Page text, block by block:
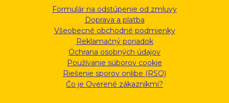
Formulár na odstúpenie od zmluvy
Doprava a platba
Všeobecné obchodné podmienky
Reklamačný poriadok
Ochrana osobných údajov
Používanie súborov cookie
Riešenie sporov onlibe (RSO)
Čo je Overené zákazníkmi?